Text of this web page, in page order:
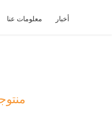
معلومات عنا أخبار